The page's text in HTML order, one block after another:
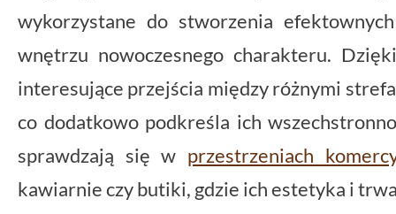
wykorzystane do stworzenia
wnętrzu nowoczesnego charakteru.
interesujące przejścia między różnymi
co dodatkowo podkreśla ich
sprawdzają się w przestrzeniach
kawiarnie czy butiki, gdzie ich estetyka i